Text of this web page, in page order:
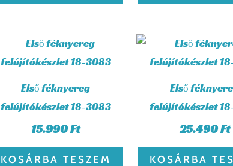
Első féknyereg
felújítókészlet 18-3083
15.990Ft
KOSÁRBA TESZEM
Első
felújítókészlet
25.490Ft
KOSÁRBA